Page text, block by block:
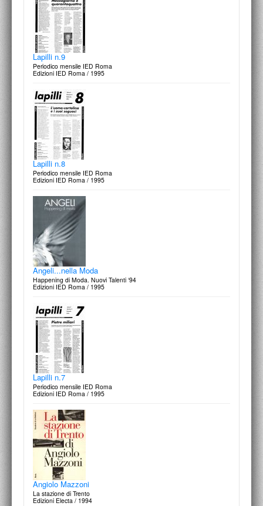
Lapilli n.9
Periodico mensile IED Roma
Edizioni IED Roma / 1995
Lapilli n.8
Periodico mensile IED Roma
Edizioni IED Roma / 1995
Angeli...nella Moda
Happening di Moda. Nuovi Talenti ‘94
Edizioni IED Roma / 1995
Lapilli n.7
Periodico mensile IED Roma
Edizioni IED Roma / 1995
Angiolo Mazzoni
La stazione di Trento
Edizioni Electa / 1994